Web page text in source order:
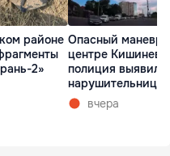
районе
2»
Опасный маневр
центре Кишинева:
полиция выявила
нарушительницу
вчера